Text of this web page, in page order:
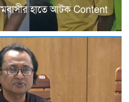
হাতে আটক Content